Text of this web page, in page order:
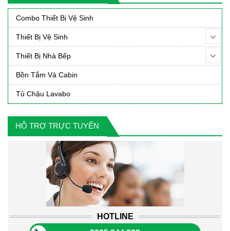
Combo Thiết Bị Vệ Sinh
Thiết Bị Vệ Sinh
Thiết Bị Nhà Bếp
Bồn Tắm Và Cabin
Tủ Chậu Lavabo
HỖ TRỢ TRỰC TUYẾN
HOTLINE
319,000₫.